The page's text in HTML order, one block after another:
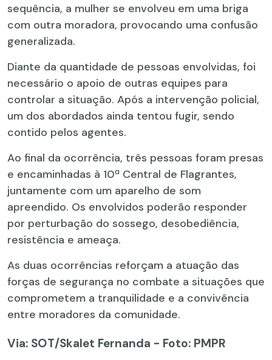
sequência, a mulher se envolveu em uma briga
com outra moradora, provocando uma confusão
generalizada.
Diante da quantidade de pessoas envolvidas, foi
necessário o apoio de outras equipes para
controlar a situação. Após a intervenção policial,
um dos abordados ainda tentou fugir, sendo
contido pelos agentes.
Ao final da ocorrência, três pessoas foram presas
e encaminhadas à 10ª Central de Flagrantes,
juntamente com um aparelho de som
apreendido. Os envolvidos poderão responder
por perturbação do sossego, desobediência,
resistência e ameaça.
As duas ocorrências reforçam a atuação das
forças de segurança no combate a situações que
comprometem a tranquilidade e a convivência
entre moradores da comunidade.
Via: SOT/Skalet Fernanda - Foto: PMPR